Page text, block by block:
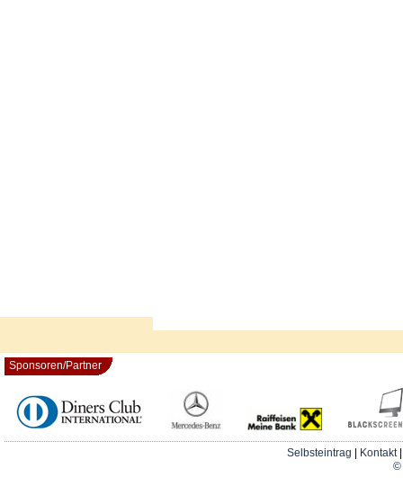
Sponsoren/Partner
Selbsteintrag Kontakt
©